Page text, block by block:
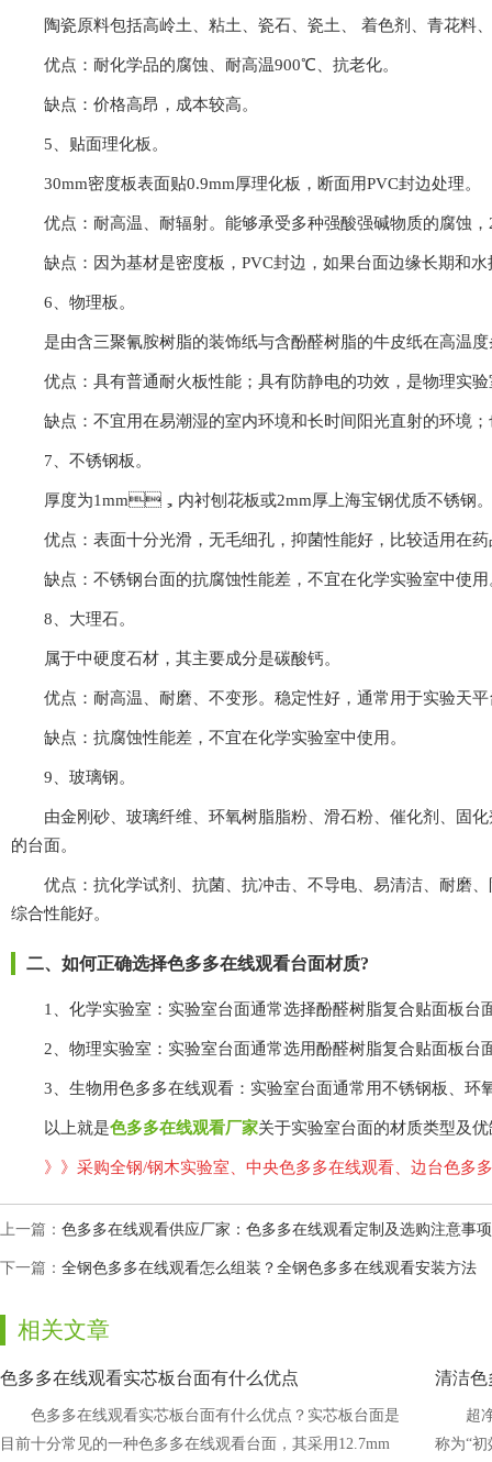
陶瓷原料包括高岭土、粘土、瓷石、瓷土、 着色剂、青花料
优点：耐化学品的腐蚀、耐高温900℃、抗老化。
缺点：价格高昂，成本较高。
5、贴面理化板。
30mm密度板表面贴0.9mm厚理化板，断面用PVC封边处理。
优点： 耐高温、耐辐射。 能够承受多种强酸强碱物质的腐蚀
缺点：因为基材是密度板，PVC封边，如果台面边缘长期和水
6、物理板。
是由含三聚氰胺树脂的装饰纸与含酚醛树脂的牛皮纸在高温度条
优点：具有普通耐火板性能；具有防静电的功效，是物理实验
缺点：不宜用在易潮湿的室内环境和长时间阳光直射的环境
7、不锈钢板。
厚度为1mm，内衬刨花板或2mm厚上海宝钢优质不锈钢。
优点：表面十分光滑，无毛细孔，抑菌性能好，比较适用在
缺点：不锈钢台面的抗腐蚀性能差，不宜在化学实验室中使用
8、大理石。
属于中硬度石材，其主要成分是碳酸钙。
优点：耐高温、耐磨、不变形。稳定性好，通常用于实验天平台
缺点：抗腐蚀性能差，不宜在化学实验室中使用。
9、玻璃钢。
由金刚砂、玻璃纤维、环氧树脂脂粉、滑石粉、催化剂
的台面。
优点：抗化学试剂、抗菌、抗冲击、不导电、易清洁、耐磨
综合性能好。
二、如何正确选择色多多在线观看台面材质?
1、化学实验室：实验室台面通常选择酚醛树脂复合贴面板台面
2、物理实验室：实验室台面通常选用酚醛树脂复合贴面板台面
3、生物用色多多在线观看：实验室台面通常用不锈钢板、环氧
以上就是色多多在线观看厂家关于实验室台面的材质类型及优缺
》》采购全钢/钢木实验室、中央色多多在线观看、边台色
上一篇： 色多多在线观看供应厂家：色多多在线观看定制及选购注意事项
下一篇： 全钢色多多在线观看怎么组装？全钢色多多在线观看安装方法
相关文章
色多多在线观看实芯板台面有什么优点
色多多在线观看实芯板台面有什么优点？实芯板台面是
目前十分常见的一种色多多在线观看台面，其采用12.7mm
清洁色
超
称为“